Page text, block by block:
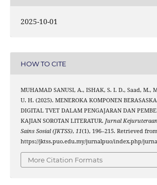
2025-10-01
HOW TO CITE
MUHAMAD SANUSI, A., ISHAK, S. I. D., Saad, M.,
U. H. (2025). MENEROKA KOMPONEN
DIGITAL TVET DALAM PENGAJARAN DAN
KAJIAN SOROTAN LITERATUR. Jurnal
Sains Sosial (JKTSS), 11(1), 196–215. Retrieved from
https://jktss.puo.edu.my/jurnalpuo/index.php/
More Citation Formats